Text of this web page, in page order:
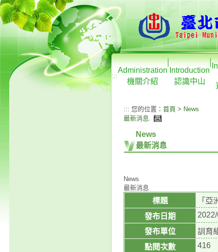
:::
Administration
機關介紹
Introduction
認識中山
::: 您的位置： 首頁 > News
最新消息.
News
最新消息
News
最新消息
標題
「
發布日期
發布單位
訓育
點閱次數
416